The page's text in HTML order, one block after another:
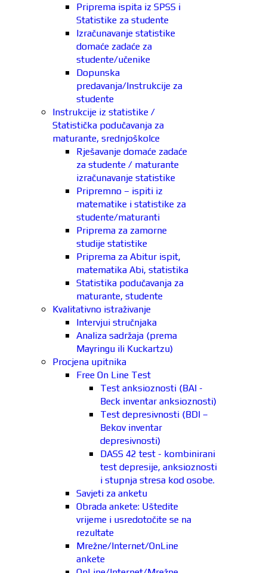
Priprema ispita iz SPSS i
Statistike za studente
Izračunavanje statistike
domaće zadaće za
studente/učenike
Dopunska
predavanja/Instrukcije za
studente
Instrukcije iz statistike /
Statistička podučavanja za
maturante, srednjoškolce
Rješavanje domaće zadaće
za studente / maturante
izračunavanje statistike
Pripremno – ispiti iz
matematike i statistike za
studente/maturanti
Priprema za zamorne
studije statistike
Priprema za Abitur ispit,
matematika Abi, statistika
Statistika podučavanja za
maturante, studente
Kvalitativno istraživanje
Intervjui stručnjaka
Analiza sadržaja (prema
Mayringu ili Kuckartzu)
Procjena upitnika
Free On Line Test
Test anksioznosti (BAI -
Beck inventar anksioznosti)
Test depresivnosti (BDI –
Bekov inventar
depresivnosti)
DASS 42 test - kombinirani
test depresije, anksioznosti
i stupnja stresa kod osobe.
Savjeti za anketu
Obrada ankete: Uštedite
vrijeme i usredotočite se na
rezultate
Mrežne/Internet/OnLine
ankete